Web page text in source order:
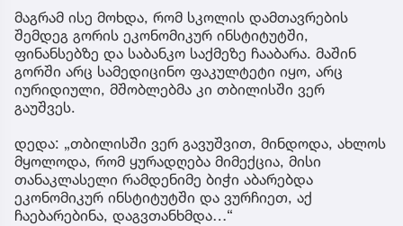
მაგრამ ისე მოხდა, რომ სკოლის დამთავრების
შემდეგ გორის ეკონომიკურ ინსტიტუტში,
ფინანსებზე და საბანკო საქმეზე ჩააბარა. მაშინ
გორში არც სამედიცინო ფაკულტეტი იყო, არც
იურიდიული, მშობლებმა კი თბილისში ვერ
გაუშვეს.
დედა: „თბილისში ვერ გავუშვით, მინდოდა, ახლოს
მყოლოდა, რომ ყურადღება მიმექცია, მისი
თანაკლასელი რამდენიმე ბიჭი აბარებდა
ეკონომიკურ ინსტიტუტში და ვურჩიეთ, აქ
ჩაებარებინა, დაგვთანხმდა…“